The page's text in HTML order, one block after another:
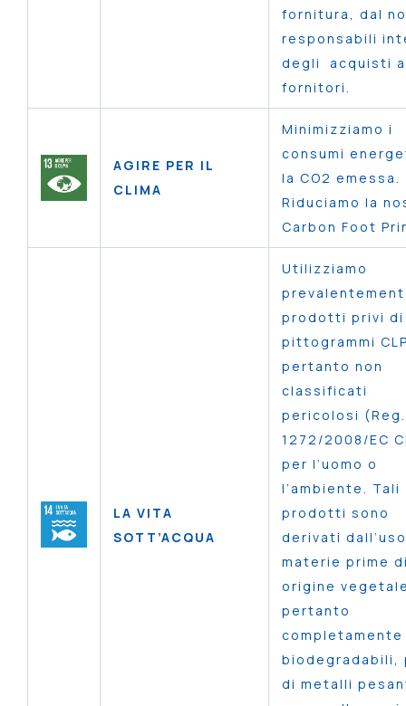
fornitura, dal
responsabili
degli acquisti
fornitori.
AGIRE PER IL
CLIMA
Minimizziamo i
consumi
la CO2 emessa.
Riduciamo la
Carbon Foot
LA VITA
SOTT’ACQUA
Utilizziamo
prodotti privi di
pittogrammi
pertanto non
classificati
pericolosi (Reg.
1272/2008/EC
per l’uomo o
l’ambiente. Tali
prodotti sono
derivati
materie prime
origine
pertanto
completamente
biodegradabili,
di metalli